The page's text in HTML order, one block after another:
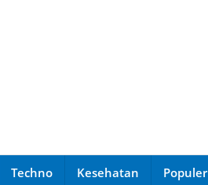
Techno Kesehatan Populer